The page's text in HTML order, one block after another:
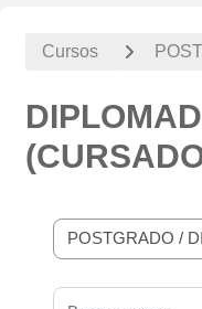
Cursos
Categorías
Buscar cursos